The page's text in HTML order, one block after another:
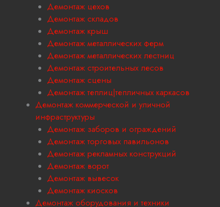
Демонтаж цехов
Демонтаж складов
Демонтаж крыш
Демонтаж металлических ферм
Демонтаж металлических лестниц
Демонтаж строительных лесов
Демонтаж сцены
Демонтаж теплиц|тепличных каркасов
Демонтаж коммерческой и уличной
инфраструктуры
Демонтаж заборов и ограждений
Демонтаж торговых павильонов
Демонтаж рекламных конструкций
Демонтаж ворот
Демонтаж вывесок
Демонтаж киосков
Демонтаж оборудования и техники